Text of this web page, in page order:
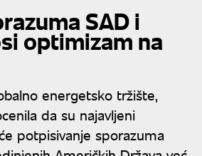
SAD i
optimizam na
energetsko tržište,
da su najavljeni
potpisivanje sporazuma